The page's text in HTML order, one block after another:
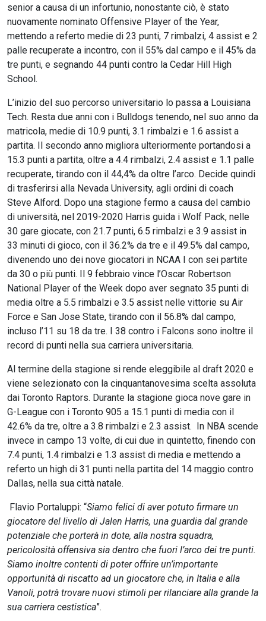
senior a causa di un infortunio, nonostante ciò, è stato
nuovamente nominato Offensive Player of the Year,
mettendo a referto medie di 23 punti, 7 rimbalzi, 4 assist e 2
palle recuperate a incontro, con il 55% dal campo e il 45% da
tre punti, e segnando 44 punti contro la Cedar Hill High
School.
L’inizio del suo percorso universitario lo passa a Louisiana
Tech. Resta due anni con i Bulldogs tenendo, nel suo anno da
matricola, medie di 10.9 punti, 3.1 rimbalzi e 1.6 assist a
partita. Il secondo anno migliora ulteriormente portandosi a
15.3 punti a partita, oltre a 4.4 rimbalzi, 2.4 assist e 1.1 palle
recuperate, tirando con il 44,4% da oltre l’arco. Decide quindi
di trasferirsi alla Nevada University, agli ordini di coach
Steve Alford. Dopo una stagione fermo a causa del cambio
di università, nel 2019-2020 Harris guida i Wolf Pack, nelle
30 gare giocate, con 21.7 punti, 6.5 rimbalzi e 3.9 assist in
33 minuti di gioco, con il 36.2% da tre e il 49.5% dal campo,
divenendo uno dei nove giocatori in NCAA I con sei partite
da 30 o più punti. Il 9 febbraio vince l’Oscar Robertson
National Player of the Week dopo aver segnato 35 punti di
media oltre a 5.5 rimbalzi e 3.5 assist nelle vittorie su Air
Force e San Jose State, tirando con il 56.8% dal campo,
incluso l’11 su 18 da tre. I 38 contro i Falcons sono inoltre il
record di punti nella sua carriera universitaria.
Al termine della stagione si rende eleggibile al draft 2020 e
viene selezionato con la cinquantanovesima scelta assoluta
dai Toronto Raptors. Durante la stagione gioca nove gare in
G-League con i Toronto 905 a 15.1 punti di media con il
42.6% da tre, oltre a 3.8 rimbalzi e 2.3 assist. In NBA scende
invece in campo 13 volte, di cui due in quintetto, finendo con
7.4 punti, 1.4 rimbalzi e 1.3 assist di media e mettendo a
referto un high di 31 punti nella partita del 14 maggio contro
Dallas, nella sua città natale.
Flavio Portaluppi: “Siamo felici di aver potuto firmare un
giocatore del livello di Jalen Harris, una guardia dal grande
potenziale che porterà in dote, alla nostra squadra,
pericolosità offensiva sia dentro che fuori l’arco dei tre punti.
Siamo inoltre contenti di poter offrire un’importante
opportunità di riscatto ad un giocatore che, in Italia e alla
Vanoli, potrà trovare nuovi stimoli per rilanciare alla grande la
sua carriera cestistica”.